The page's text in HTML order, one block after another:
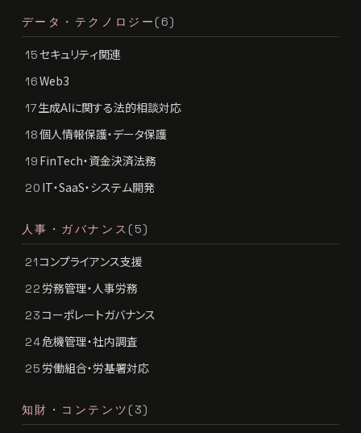
データ・テクノロジー (6)
15セキュリティ関連
16Web3
17生成AIに関する法的相談対応
18個人情報保護・データ保護
19 FinTech・資金決済法務
20 IT・SaaS・システム開発
人事・ガバナンス (5)
21コンプライアンス支援
22 労務管理・人事労務
23コーポレートガバナンス
24危機管理・社内調査
25 労働組合・労基署対応
知財・コンテンツ (3)